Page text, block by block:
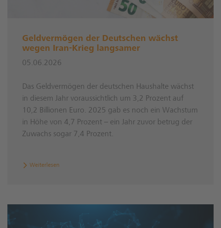
Geldvermögen der Deutschen wächst
wegen Iran-Krieg langsamer
05.06.2026
Das Geldvermögen der deutschen Haushalte wächst
in diesem Jahr voraussichtlich um 3,2 Prozent auf
10,2 Billionen Euro. 2025 gab es noch ein Wachstum
in Höhe von 4,7 Prozent – ein Jahr zuvor betrug der
Zuwachs sogar 7,4 Prozent.
Weiterlesen